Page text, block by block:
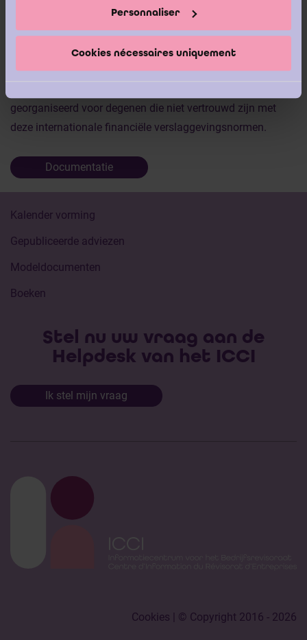
Personnaliser
Cookies nécessaires uniquement
hun presentatie/structuur. Ten slotte bekijken we kort hoe
een omzetting van Belgian GAAP naar IFRS-normen
doorgaans verloopt.
georganiseerd voor degenen die niet vertrouwd zijn met
deze internationale financiële verslaggevingsnormen.
Documentatie
Kalender vorming
Gepubliceerde adviezen
Modeldocumenten
Boeken
Stel nu uw vraag aan de
Helpdesk van het ICCI
Ik stel mijn vraag
Cookies | © Copyright 2016 - 2026